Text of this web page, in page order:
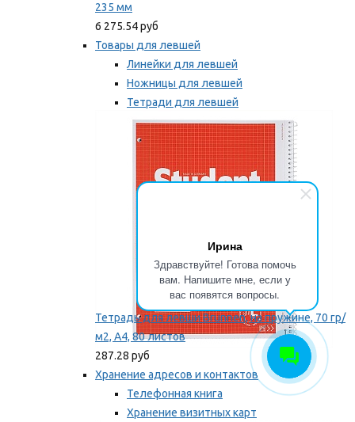
Ирина
Здравствуйте! Готова помочь
вам. Напишите мне, если у
вас появятся вопросы.
235 мм
6 275.54 руб
Товары для левшей
Линейки для левшей
Ножницы для левшей
Тетради для левшей
Точилки для левшей
Мы рекомендуем
Тетрадь для левши Brunnen, на пружине, 70 гр/
м2, А4, 80 листов
287.28 руб
Хранение адресов и контактов
Телефонная книга
Хранение визитных карт